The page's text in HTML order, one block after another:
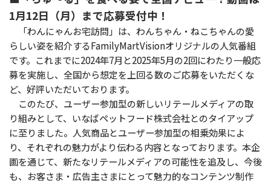
1月12日（月）まで応募受付中！
「わんにゃんお宅訪問」は、わんちゃん・ねこちゃんの愛
らしい姿を紹介するFamilyMartVisionオリジナルの人気番組
です。これまでに2024年7月と2025年5月の2回にわたり一般応
募を実施し、全国から想定を上回る数のご応募をいただくな
ど、好評いただいております。
このたび、ユーザー参加型の新しいリテールメディアの取
り組みとして、いなばペットフード株式会社とのタイアップ
に至りました。人気商品とユーザー参加型の相乗効果によ
り、それぞれの魅力がより伝わる内容となっております。本企
画を通じて、新たなリテールメディアの可能性を追及し、今後
も、お客さま・広告主さまにとって魅力的なコンテンツ制作